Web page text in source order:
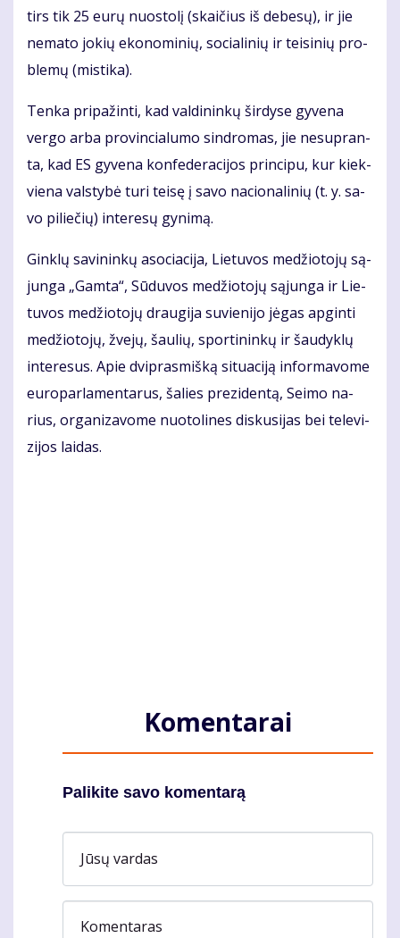
tirs tik 25 eu­rų nuos­to­lį (skai­čius iš de­be­sų), ir jie
ne­ma­to jo­kių eko­no­mi­nių, so­cia­li­nių ir tei­si­nių pro­
ble­mų (mis­ti­ka).
Ten­ka pri­pa­žin­ti, kad val­di­nin­kų šir­dy­se gy­ve­na
ver­go ar­ba pro­vin­cia­lu­mo sin­dro­mas, jie ne­su­pran­
ta, kad ES gy­ve­na kon­fe­de­ra­ci­jos prin­ci­pu, kur kiek­
vie­na vals­ty­bė tu­ri tei­sę į sa­vo na­cio­na­li­nių (t. y. sa­
vo pi­lie­čių) in­te­re­sų gy­ni­mą.
Gin­klų sa­vi­nin­kų aso­cia­ci­ja, Lie­tu­vos me­džio­to­jų są­
jun­ga „Gam­ta“, Sū­du­vos me­džio­to­jų są­jun­ga ir Lie­
tu­vos me­džio­to­jų drau­gi­ja su­vie­ni­jo jė­gas ap­gin­ti
me­džio­to­jų, žve­jų, šau­lių, spor­ti­nin­kų ir šau­dyk­lų
in­te­re­sus. Apie dvi­pras­miš­ką si­tu­a­ci­ją in­for­ma­vo­me
eu­ro­par­la­men­ta­rus, ša­lies pre­zi­den­tą, Sei­mo na­
rius, or­ga­ni­za­vo­me nuo­to­li­nes dis­ku­si­jas bei te­le­vi­
zi­jos lai­das.
Komentarai
Palikite savo komentarą
Jūsų vardas
Komentaras